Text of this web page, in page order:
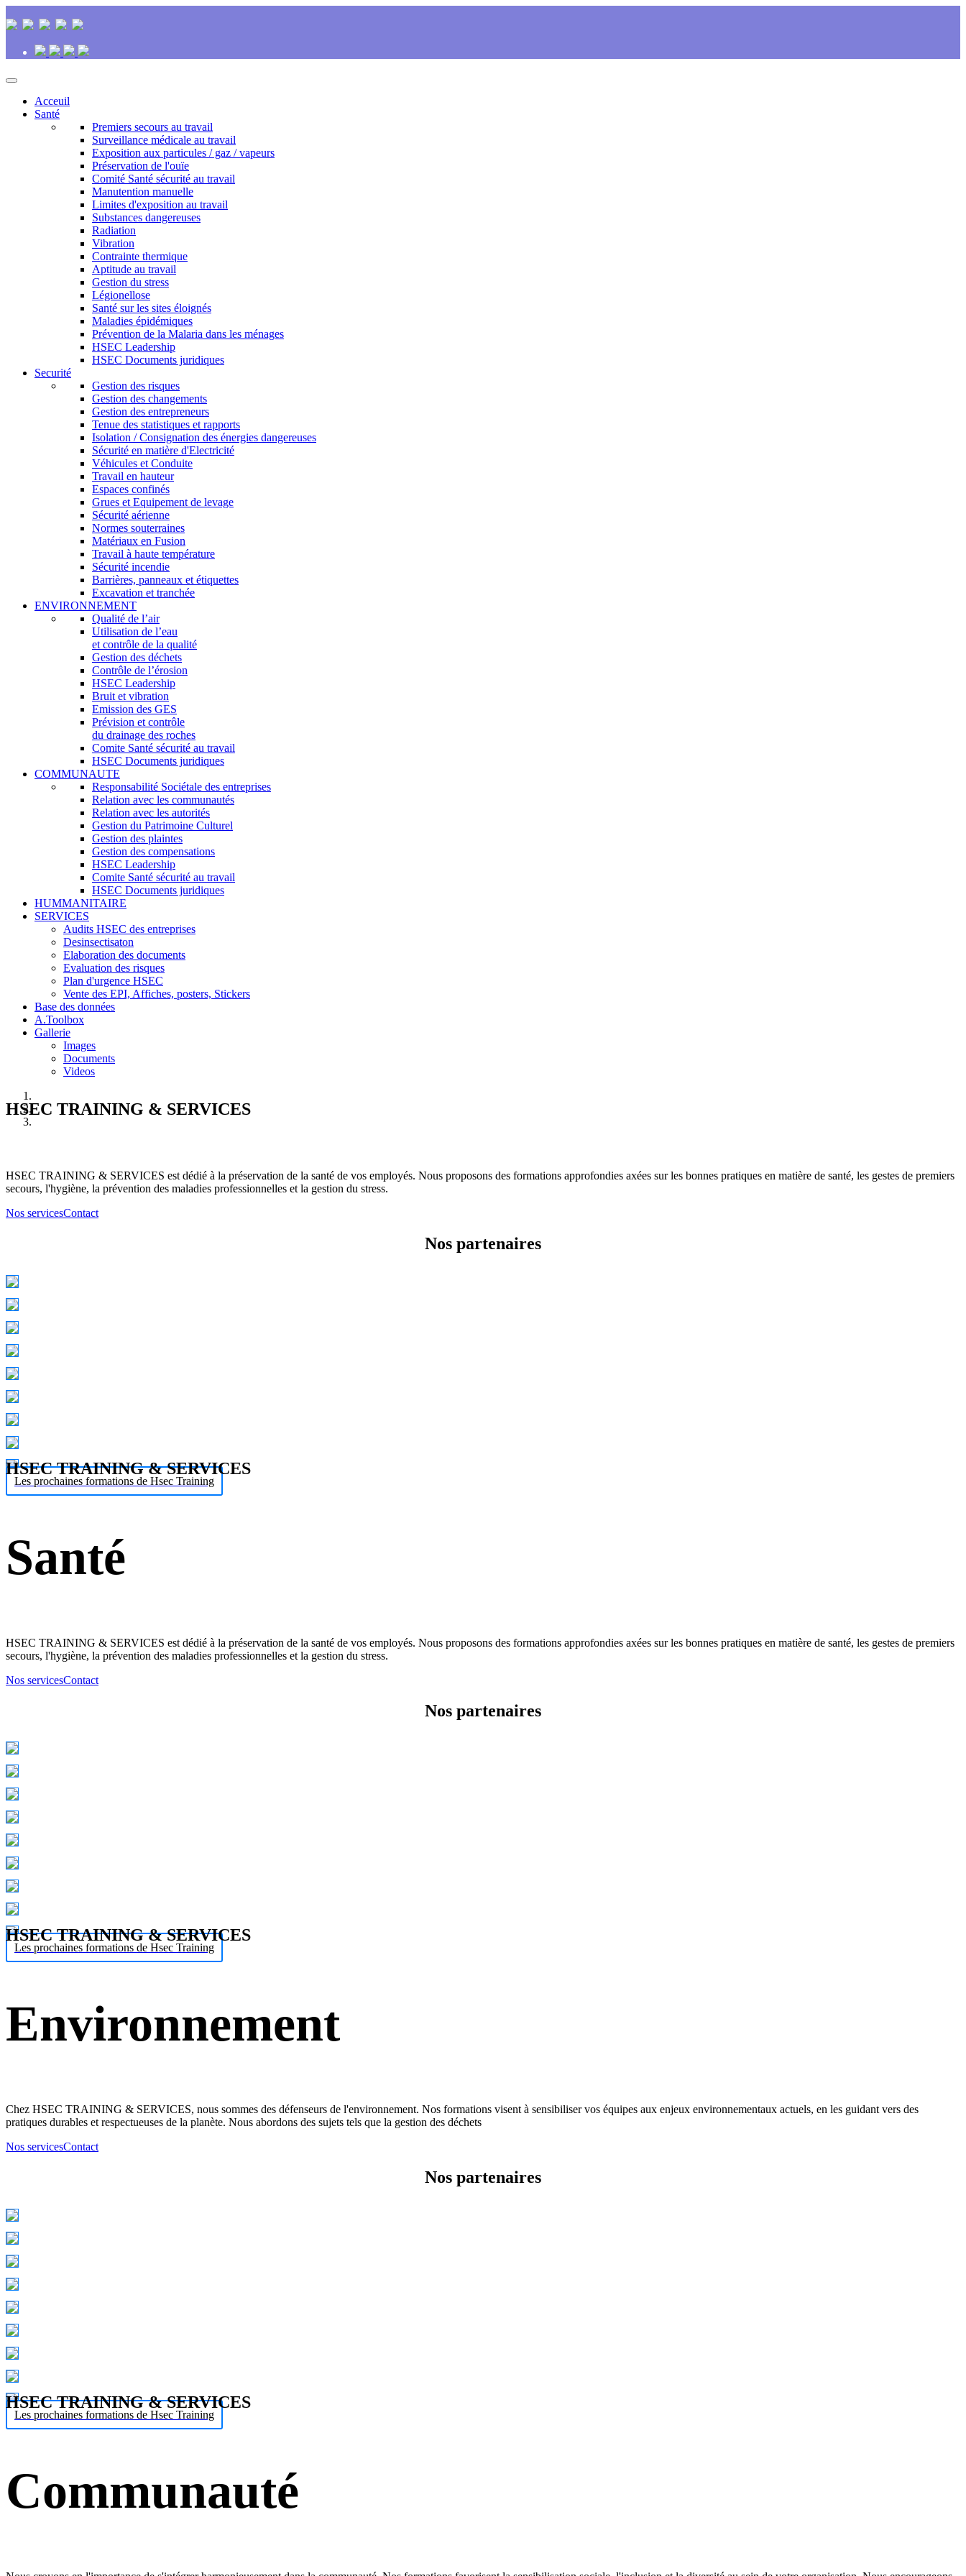
Acceuil
Santé
Premiers secours au travail
Surveillance médicale au travail
Exposition aux particules / gaz / vapeurs
Préservation de l'ouïe
Comité Santé sécurité au travail
Manutention manuelle
Limites d'exposition au travail
Substances dangereuses
Radiation
Vibration
Contrainte thermique
Aptitude au travail
Gestion du stress
Légionellose
Santé sur les sites éloignés
Maladies épidémiques
Prévention de la Malaria dans les ménages
HSEC Leadership
HSEC Documents juridiques
Securité
Gestion des risques
Gestion des changements
Gestion des entrepreneurs
Tenue des statistiques et rapports
Isolation / Consignation des énergies dangereuses
Sécurité en matière d'Electricité
Véhicules et Conduite
Travail en hauteur
Espaces confinés
Grues et Equipement de levage
Sécurité aérienne
Normes souterraines
Matériaux en Fusion
Travail à haute température
Sécurité incendie
Barrières, panneaux et étiquettes
Excavation et tranchée
ENVIRONNEMENT
Qualité de l’air
Utilisation de l’eau
et contrôle de la qualité
Gestion des déchets
Contrôle de l’érosion
HSEC Leadership
Bruit et vibration
Emission des GES
Prévision et contrôle
du drainage des roches
Comite Santé sécurité au travail
HSEC Documents juridiques
COMMUNAUTE
Responsabilité Sociétale des entreprises
Relation avec les communautés
Relation avec les autorités
Gestion du Patrimoine Culturel
Gestion des plaintes
Gestion des compensations
HSEC Leadership
Comite Santé sécurité au travail
HSEC Documents juridiques
HUMMANITAIRE
SERVICES
Audits HSEC des entreprises
Desinsectisaton
Elaboration des documents
Evaluation des risques
Plan d'urgence HSEC
Vente des EPI, Affiches, posters, Stickers
Base des données
A.Toolbox
Gallerie
Images
Documents
Videos
HSEC TRAINING & SERVICES
HSEC TRAINING & SERVICES est dédié à la préservation de la santé de vos employés. Nous proposons des formations approfondies axées sur les bonnes pratiques en matière de santé, les gestes de premiers
secours, l'hygiène, la prévention des maladies professionnelles et la gestion du stress.
Nos servicesContact
Nos partenaires
Les prochaines formations de Hsec Training
HSEC TRAINING & SERVICES
Santé
HSEC TRAINING & SERVICES est dédié à la préservation de la santé de vos employés. Nous proposons des formations approfondies axées sur les bonnes pratiques en matière de santé, les gestes de premiers
secours, l'hygiène, la prévention des maladies professionnelles et la gestion du stress.
Nos servicesContact
Nos partenaires
Les prochaines formations de Hsec Training
HSEC TRAINING & SERVICES
Environnement
Chez HSEC TRAINING & SERVICES, nous sommes des défenseurs de l'environnement. Nos formations visent à sensibiliser vos équipes aux enjeux environnementaux actuels, en les guidant vers des
pratiques durables et respectueuses de la planète. Nous abordons des sujets tels que la gestion des déchets
Nos servicesContact
Nos partenaires
Les prochaines formations de Hsec Training
HSEC TRAINING & SERVICES
Communauté